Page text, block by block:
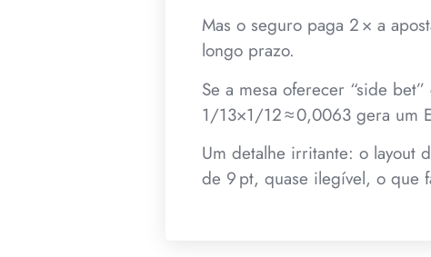
Mas o seguro paga 2 × a
longo prazo.
Se a mesa oferecer “side
1/13×1/12 ≈ 0,0063 gera um
Um detalhe irritante: o layout
de 9 pt, quase ilegível, o que